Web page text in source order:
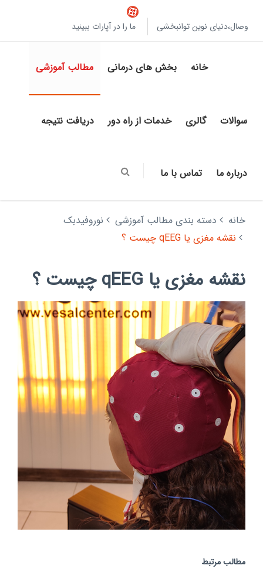
وصال،دنیای نوین توانبخشی ما را در آپارات ببینید
خانه بخش های درمانی مطالب آموزشی
سوالات گالری خدمات از راه دور دریافت نتیجه
درباره ما تماس با ما
خانه دسته بندی مطالب آموزشی
نوروفیدبک
نقشه مغزی یا qEEG چیست ؟
نقشه مغزی یا qEEG چیست ؟
مطالب مرتبط